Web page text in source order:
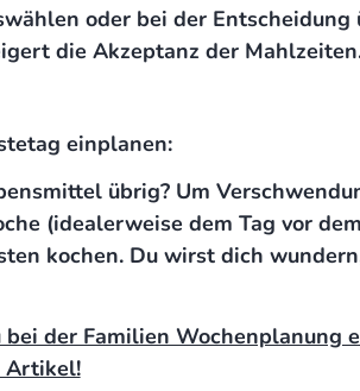
oder bei der
die Akzeptanz der
einplanen:
übrig? Um
(idealerweise dem Tag vor
kochen. Du wirst dich
der Familien Wochenplanung
Artikel!